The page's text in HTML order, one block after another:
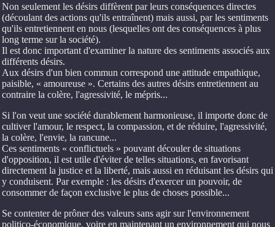
Non seulement les désirs diffèrent par leurs conséquences directes
(découlant des actions qu'ils entraînent) mais aussi, par les sentiments
qu'ils entretiennent en nous (lesquelles ont des conséquences à plus
long terme sur la société).
Il est donc important d'examiner la nature des sentiments associés aux
différents désirs.
Aux désirs d'un bien commun correspond une attitude empathique,
paisible, « amoureuse ». Certains des autres désirs entretiennent au
contraire la colère, l'agressivité, le mépris...
Si l'on veut une société durablement harmonieuse, il importe donc de
cultiver l'amour, le respect, la compassion, et de réduire, l'agressivité,
la colère, l'envie, la rancune...
Ces sentiments « conflictuels » pouvant découler de situations
d'opposition, il est utile d'éviter de telles situations, en favorisant
directement la justice et la liberté, mais aussi en réduisant les désirs qui
y conduisent. Par exemple : les désirs d'exercer un pouvoir, de
consommer de façon exclusive le plus de choses possible...
Se contenter de prôner des valeurs sans agir sur l'environnement
politico-économique, voire en maintenant un environnement qui nous